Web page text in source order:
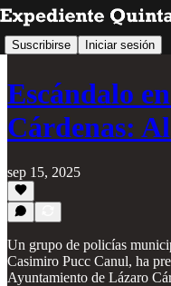
Suscribirse Iniciar sesión
Escándalo
Cárdenas:
sep 15, 2025
Un grupo de policías
Casimiro Pucc Canul, ha
Ayuntamiento de Lázaro